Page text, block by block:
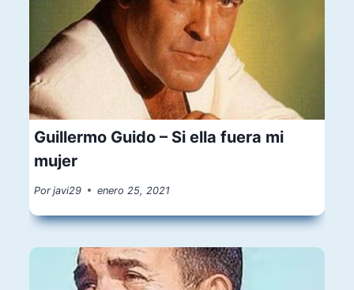
Guillermo Guido – Si ella fuera mi
mujer
Por javi29 enero 25, 2021